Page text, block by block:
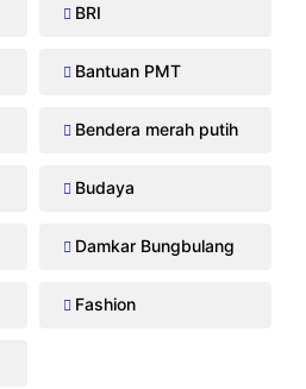
BRI
Bantuan PMT
Bendera merah putih
Budaya
Damkar Bungbulang
Fashion